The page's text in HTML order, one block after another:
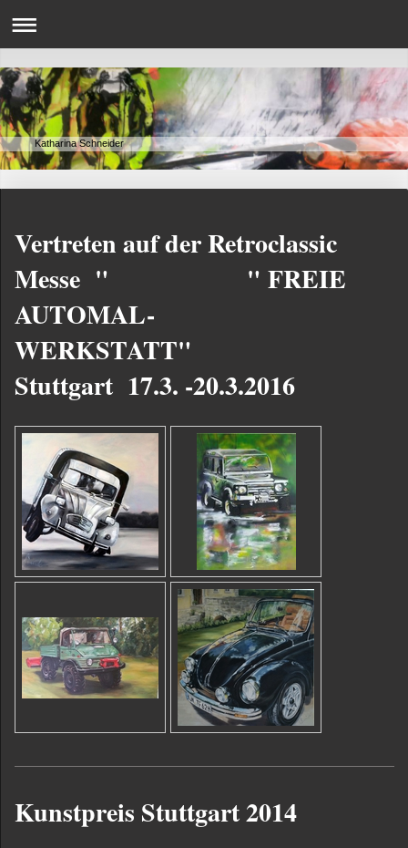
Katharina Schneider
Vertreten auf der Retroclassic
Messe " " FREIE
AUTOMAL-
WERKSTATT"
Stuttgart 17.3. -20.3.2016
Kunstpreis Stuttgart 2014